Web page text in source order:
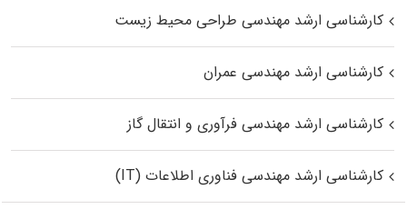
کارشناسی ارشد مهندسی طراحی محیط زیست
کارشناسی ارشد مهندسی عمران
کارشناسی ارشد مهندسی فرآوری و انتقال گاز
کارشناسی ارشد مهندسی فناوری اطلاعات (IT)